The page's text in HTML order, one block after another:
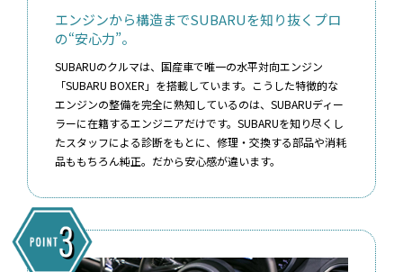
エンジンから構造までSUBARUを知り抜くプロ
の“安心力”。
SUBARUのクルマは、国産車で唯一の水平対向エンジン
「SUBARU BOXER」を搭載しています。こうした特徴的な
エンジンの整備を完全に熟知しているのは、SUBARUディー
ラーに在籍するエンジニアだけです。SUBARUを知り尽くし
たスタッフによる診断をもとに、修理・交換する部品や消耗
品ももちろん純正。だから安心感が違います。